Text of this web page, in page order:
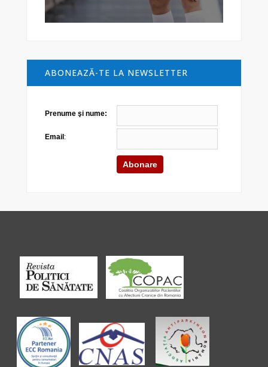
ABONEAZĂ-TE LA NEWSLETTER
Prenume şi nume:
Email :